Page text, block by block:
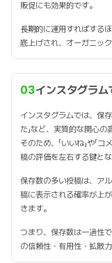
販促にも効果的です。
長期的に運用すればする
底上げされ、オーガニッ
03インスタグラ
インスタグラムでは、保存
た」など、実質的な関心の
そのため、「いいね」や「
稿の評価を左右する鍵とな
保存数の多い投稿は、ア
稿に表示される確率が上
きます。
つまり、保存数は一過性
の信頼性・有用性・拡散